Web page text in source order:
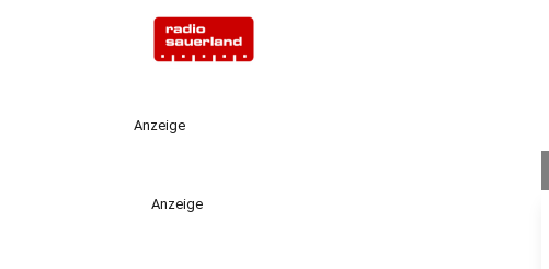
Anzeige
Anzeige